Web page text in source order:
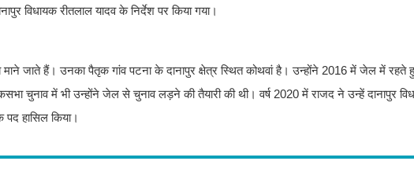
विधायक रीतलाल यादव के निर्देश पर किया गया।
माने जाते हैं। उनका पैतृक गांव पटना के दानापुर क्षेत्र स्थित कोथवां है। उन्होंने 2016 में जेल में रहते हुए
चुनाव में भी उन्होंने जेल से चुनाव लड़ने की तैयारी की थी। वर्ष 2020 में राजद ने उन्हें दानापुर
पद हासिल किया।